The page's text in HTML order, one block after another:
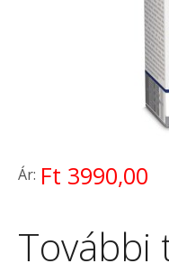
Ár: Ft 3990,00
További